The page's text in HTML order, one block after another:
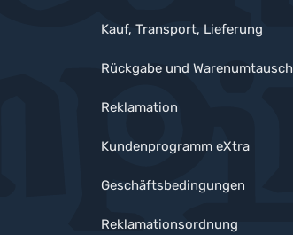
Kauf, Transport, Lieferung
Rückgabe und Warenumtausch
Reklamation
Kundenprogramm eXtra
Geschäftsbedingungen
Reklamationsordnung